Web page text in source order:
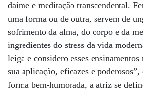
daime e meditação transcendental.
uma forma ou de outra, servem de
sofrimento da alma, do corpo e da
ingredientes do stress da vida
leiga e considero esses
sua aplicação, eficazes e
forma bem-humorada, a atriz se